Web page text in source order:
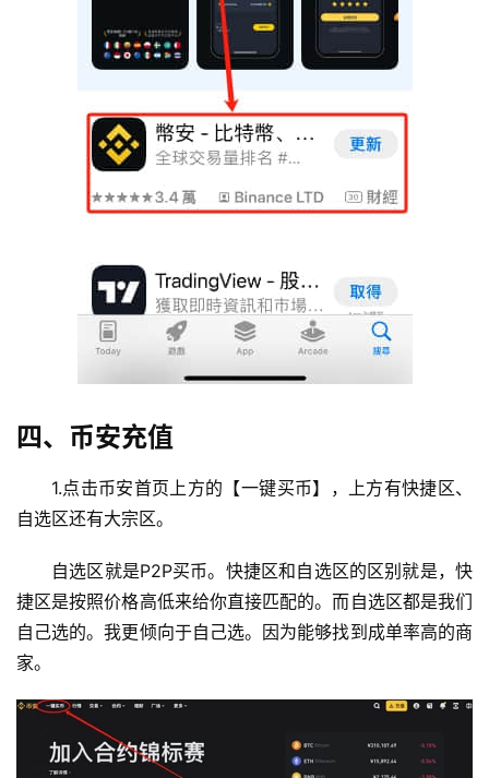
四、币安充值
1.点击币安首页上方的【一键买币】，上方有快捷区、
自选区还有大宗区。
自选区就是P2P买币。快捷区和自选区的区别就是，快
捷区是按照价格高低来给你直接匹配的。而自选区都是我们
自己选的。我更倾向于自己选。因为能够找到成单率高的商
家。